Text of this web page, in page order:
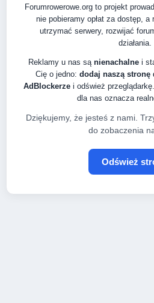
Forumrowerowe.org to projekt
nie pobieramy opłat za dostęp, a
utrzymać serwery, rozwijać
działania.
Reklamy u nas są nienachalne i
Cię o jedno: dodaj naszą stronę
AdBlockerze i odśwież
dla nas oznacza
Dziękujemy, że jesteś z nami.
do zobaczenia
Odśwież